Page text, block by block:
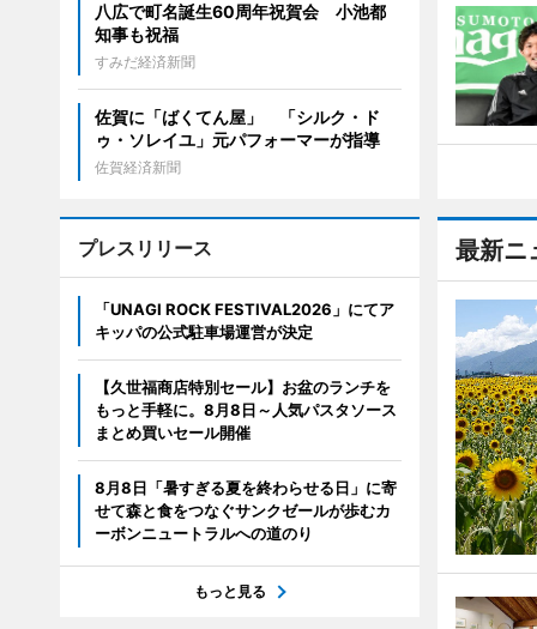
最新ニ
八広で町名誕生60周年祝賀会 小池都
知事も祝福
すみだ経済新聞
佐賀に「ばくてん屋」 「シルク・ド
ゥ・ソレイユ」元パフォーマーが指導
佐賀経済新聞
プレスリリース
「UNAGI ROCK FESTIVAL2026」にてア
キッパの公式駐車場運営が決定
【久世福商店特別セール】お盆のランチを
もっと手軽に。8月8日～人気パスタソース
まとめ買いセール開催
8月8日「暑すぎる夏を終わらせる日」に寄
せて森と食をつなぐサンクゼールが歩むカ
ーボンニュートラルへの道のり
もっと見る